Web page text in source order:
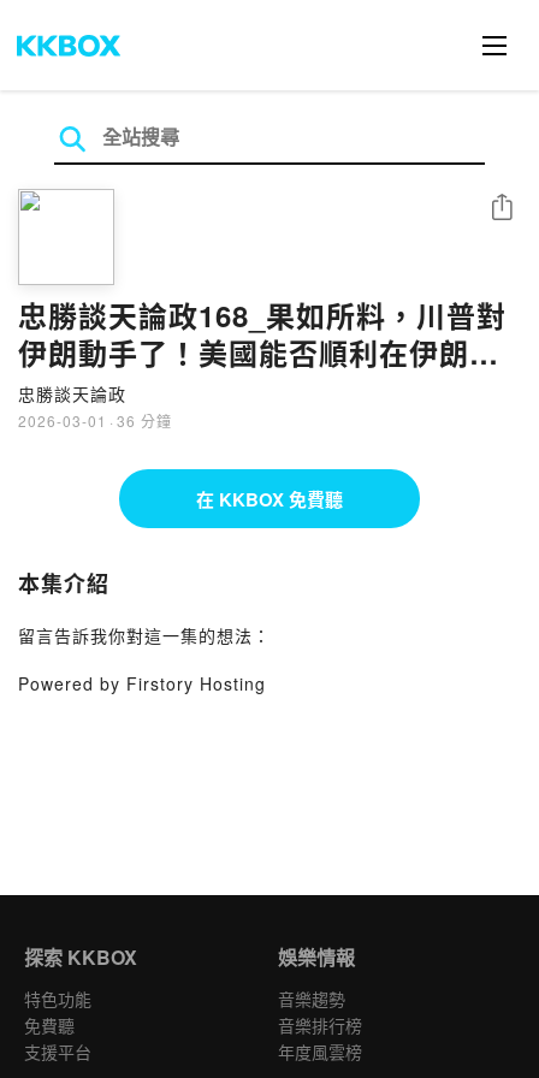
忠勝談天論政168_果如所料，川普對
伊朗動手了！美國能否順利在伊朗建
立親美新政權，牽動台海安危！
2026_0302
忠勝談天論政
2026-03-01 · 36 分鐘
分享
在 KKBOX 免費聽
本集介紹
留言告訴我你對這一集的想法：
Powered by Firstory Hosting
探索 KKBOX
特色功能
免費聽
支援平台
娛樂情報
音樂趨勢
音樂排行榜
年度風雲榜